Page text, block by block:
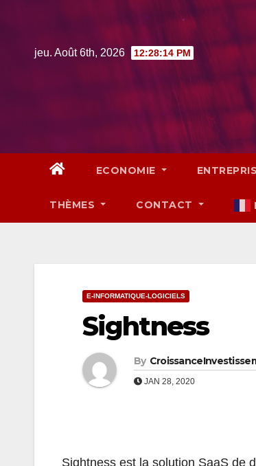
jeu. Août 6th, 2026 12:28:15 PM
ECONOMIE
THÈMES CONTACT
E-INFORMATIQUE-LOGICIELS
Sightness
By
JAN 28, 2020
Sightness est la solution SaaS de